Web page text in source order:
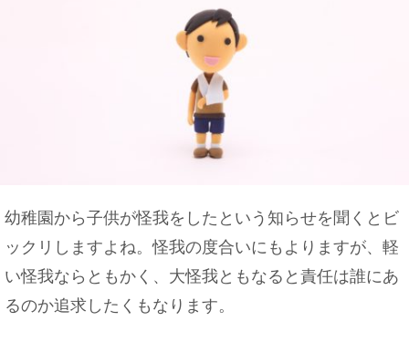
幼稚園から子供が怪我をしたという知らせを聞くとビ
ックリしますよね。怪我の度合いにもよりますが、軽
い怪我ならともかく、大怪我ともなると責任は誰にあ
るのか追求したくもなります。